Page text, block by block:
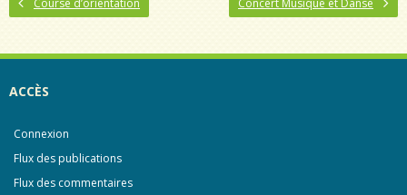
e
o
t
r
Course d’orientation Concert Musique et Danse
ACCÈS
Connexion
Flux des publications
Flux des commentaires